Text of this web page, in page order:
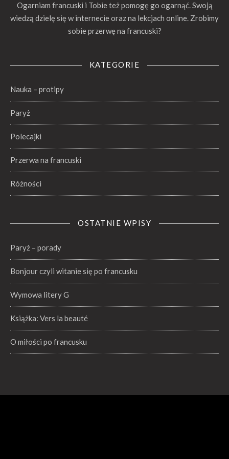
Ogarniam francuski i Tobie też pomogę go ogarnąć. Swoją
wiedzą dzielę się w internecie oraz na lekcjach online. Zrobimy
sobie przerwę na francuski?
KATEGORIE
Nauka – protipy
Paryż
Polecajki
Przerwa na francuski
Różności
OSTATNIE WPISY
Paryż – porady
Bonjour czyli witanie się po francusku
Wymowa litery G
Książka: Vers la beauté
O miłości po francusku